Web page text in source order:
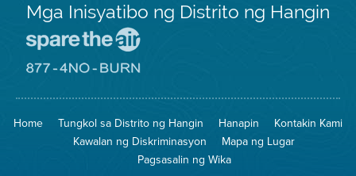
Mga Inisyatibo ng Distrito ng Hangin
Iligtas
Hangin
8774
na
Pagsunog
Home Tungkol sa Distrito ng Hangin Hanapin
Kontakin Kami
Kawalan ng Diskriminasyon
Mapa ng Lugar
Pagsasalin ng Wika